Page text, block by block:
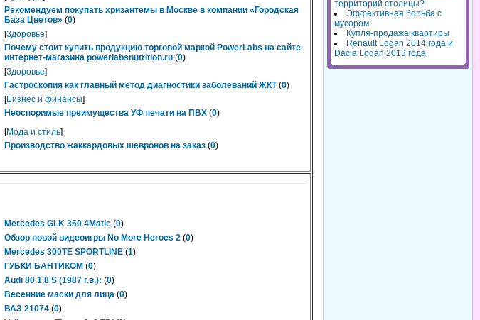
Рекомендуем покупать хризантемы в Москве в компании «Городская
База Цветов» (0)
[Здоровье]
Почему стоит купить продукцию торговой маркой PowerLabs на сайте
интернет-магазина powerlabsnutrition.ru (0)
[Здоровье]
Гастроскопия как главный метод диагностики заболеваний ЖКТ (0)
[Бизнес и финансы]
Неоспоримые преимущества УФ печати на ПВХ (0)
[Мода и стиль]
Производство жаккардовых шевронов на заказ (0)
Mercedes GLK 350 4Matic (0)
Обзор новой видеоигры No More Heroes 2 (0)
Mercedes 300TE SPORTLINE (1)
ГУБКИ БАНТИКОМ (0)
Audi 80 1.8 S (1987 г.в.): (0)
Весенние маски для лица (0)
ВАЗ 21074 (0)
территорий столицы?
Эффективная борьба с
мусором
Купля-продажа квартиры
Renault Logan 2014 года и
Dacia Logan 2013 года